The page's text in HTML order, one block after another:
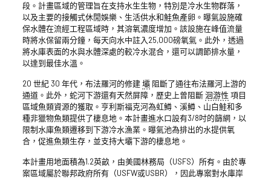
段。計畫區域的管理旨在支持水生生物，特別是冷水生物群落，
以及主要的接觸式休閒娛樂、生活供水和鮭魚產卵。曝氣設施確
保水體在流經工程區域時，其溶氧濃度增加。該設施在峰值流量
時將水保留兩分鐘，每天向水中註入25,000磅氧氣。此外，透過
將水庫表面的水與水體深處的較冷水混合，還可以調節排水量，
以達到最佳水溫。
20 世紀 30 年代，布法羅河的修建壩阻斷了通往布法羅河上游的
通道。此外，蛇河下游還有天然屏障，歷史上曾阻斷洄游性 項目
區域魚類資源的獲取。亨利斯福克河為虹鱒、溪鱒、山白鮭和多
種非獵物魚類提供了棲息地。本計畫進水口設有3/8吋的篩網，以
限制水庫魚類遷移到下游冷水漁業。曝氣池為排出的水提供氧
合，促進魚類生存，並支持大壩下游的棲息地。
本計畫用地面積為1.2英畝，由美國林務局（USFS）所有。由於專
案區域屬於聯邦政府所有（USFW或USBR），因此專案對水庫岸